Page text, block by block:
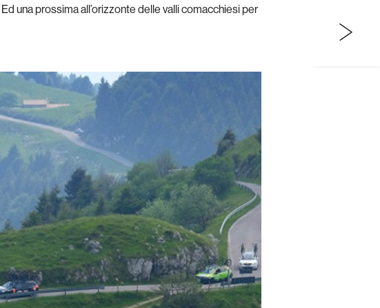
Ed una prossima all’orizzonte delle valli comacchiesi per